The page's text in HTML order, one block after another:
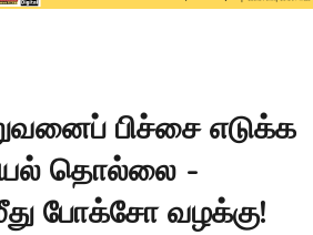
பிச்சை எடுக்க
தொல்லை -
போக்சோ வழக்கு!